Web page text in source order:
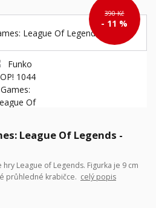
390 Kč
- 11 %
League Of Legends -
League of Legends. Figurka je 9 cm
průhledné krabičce. celý popis